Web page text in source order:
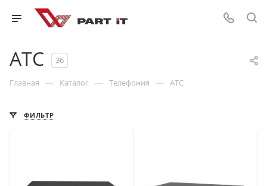
АТС 36
Главная — Каталог — Телефония — АТС
ФИЛЬТР